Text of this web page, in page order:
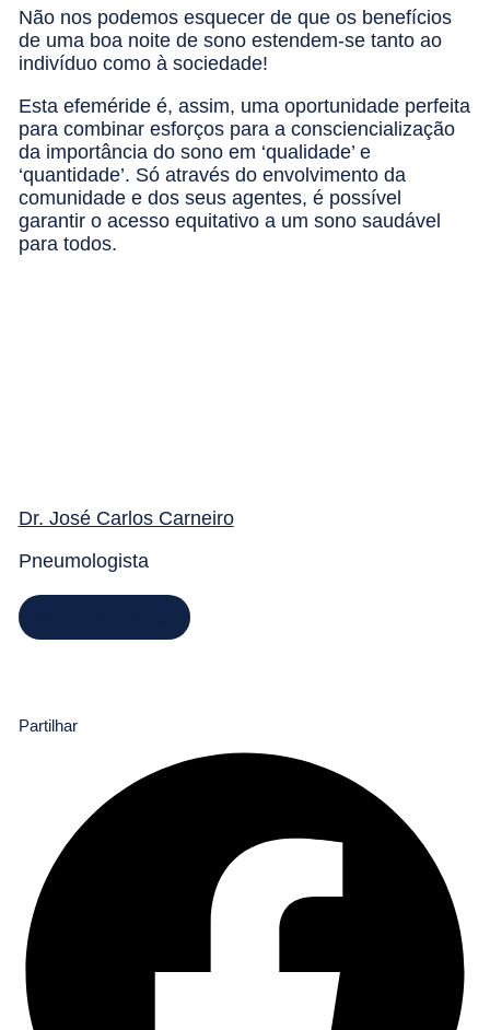
Não nos podemos esquecer de que os benefícios
de uma boa noite de sono estendem-se tanto ao
indivíduo como à sociedade!
Esta efeméride é, assim, uma oportunidade perfeita
para combinar esforços para a consciencialização
da importância do sono em ‘qualidade’ e
‘quantidade’. Só através do envolvimento da
comunidade e dos seus agentes, é possível
garantir o acesso equitativo a um sono saudável
para todos.
Dr. José Carlos Carneiro
Pneumologista
Partilhar